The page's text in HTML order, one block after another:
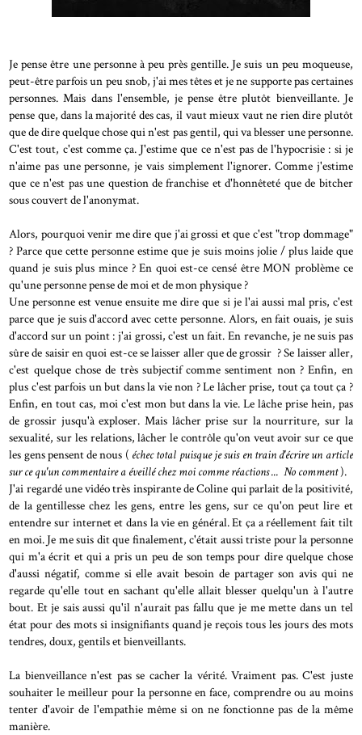
Je pense être une personne à peu près gentille. Je suis un peu moqueuse,
peut-être parfois un peu snob, j'ai mes têtes et je ne supporte pas certaines
personnes. Mais dans l'ensemble, je pense être plutôt bienveillante. Je
pense que, dans la majorité des cas, il vaut mieux vaut ne rien dire plutôt
que de dire quelque chose qui n'est pas gentil, qui va blesser une personne.
C'est tout, c'est comme ça. J'estime que ce n'est pas de l'hypocrisie : si je
n'aime pas une personne, je vais simplement l'ignorer. Comme j'estime
que ce n'est pas une question de franchise et d'honnêteté que de bitcher
sous couvert de l'anonymat.
Alors, pourquoi venir me dire que j'ai grossi et que c'est "trop dommage"
? Parce que cette personne estime que je suis moins jolie / plus laide que
quand je suis plus mince ? En quoi est-ce censé être MON problème ce
qu'une personne pense de moi et de mon physique ?
Une personne est venue ensuite me dire que si je l'ai aussi mal pris, c'est
parce que je suis d'accord avec cette personne. Alors, en fait ouais, je suis
d'accord sur un point : j'ai grossi, c'est un fait. En revanche, je ne suis pas
sûre de saisir en quoi est-ce se laisser aller que de grossir ? Se laisser aller,
c'est quelque chose de très subjectif comme sentiment non ? Enfin, en
plus c'est parfois un but dans la vie non ? Le lâcher prise, tout ça tout ça ?
Enfin, en tout cas, moi c'est mon but dans la vie. Le lâche prise hein, pas
de grossir jusqu'à exploser. Mais lâcher prise sur la nourriture, sur la
sexualité, sur les relations, lâcher le contrôle qu'on veut avoir sur ce que
les gens pensent de nous ( échec total puisque je suis en train d'écrire un article
sur ce qu'un commentaire a éveillé chez moi comme réactions ... No comment).
J'ai regardé une vidéo très inspirante de Coline qui parlait de la positivité,
de la gentillesse chez les gens, entre les gens, sur ce qu'on peut lire et
entendre sur internet et dans la vie en général. Et ça a réellement fait tilt
en moi. Je me suis dit que finalement, c'était aussi triste pour la personne
qui m'a écrit et qui a pris un peu de son temps pour dire quelque chose
d'aussi négatif, comme si elle avait besoin de partager son avis qui ne
regarde qu'elle tout en sachant qu'elle allait blesser quelqu'un à l'autre
bout. Et je sais aussi qu'il n'aurait pas fallu que je me mette dans un tel
état pour des mots si insignifiants quand je reçois tous les jours des mots
tendres, doux, gentils et bienveillants.
La bienveillance n'est pas se cacher la vérité. Vraiment pas. C'est juste
souhaiter le meilleur pour la personne en face, comprendre ou au moins
tenter d'avoir de l'empathie même si on ne fonctionne pas de la même
manière.